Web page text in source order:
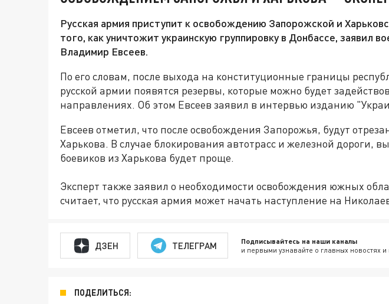
Русская армия приступит к освобождению Запорожской и
того, как уничтожит украинскую группировку в Донбассе, заявил
Владимир Евсеев.
По его словам, после выхода на конституционные границы
русской армии появятся резервы, которые можно будет
направлениях. Об этом Евсеев заявил в интервью изданию
Евсеев отметил, что после освобождения Запорожья, будут
Харькова. В случае блокирования автотрасс и железной дороги,
боевиков из Харькова будет проще.
Эксперт также заявил о необходимости освобождения южных
считает, что русская армия может начать наступление на
ДЗЕН ТЕЛЕГРАМ Подписывайтесь на наши каналы
и первыми узнавайте о главных новостях
ПОДЕЛИТЬСЯ: